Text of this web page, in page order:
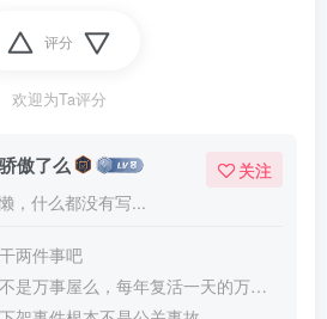
评分
欢迎为Ta评分
傲了么
，什么都没有写...
关注
两件事吧
是万事屋么，每年复活一天的万事屋